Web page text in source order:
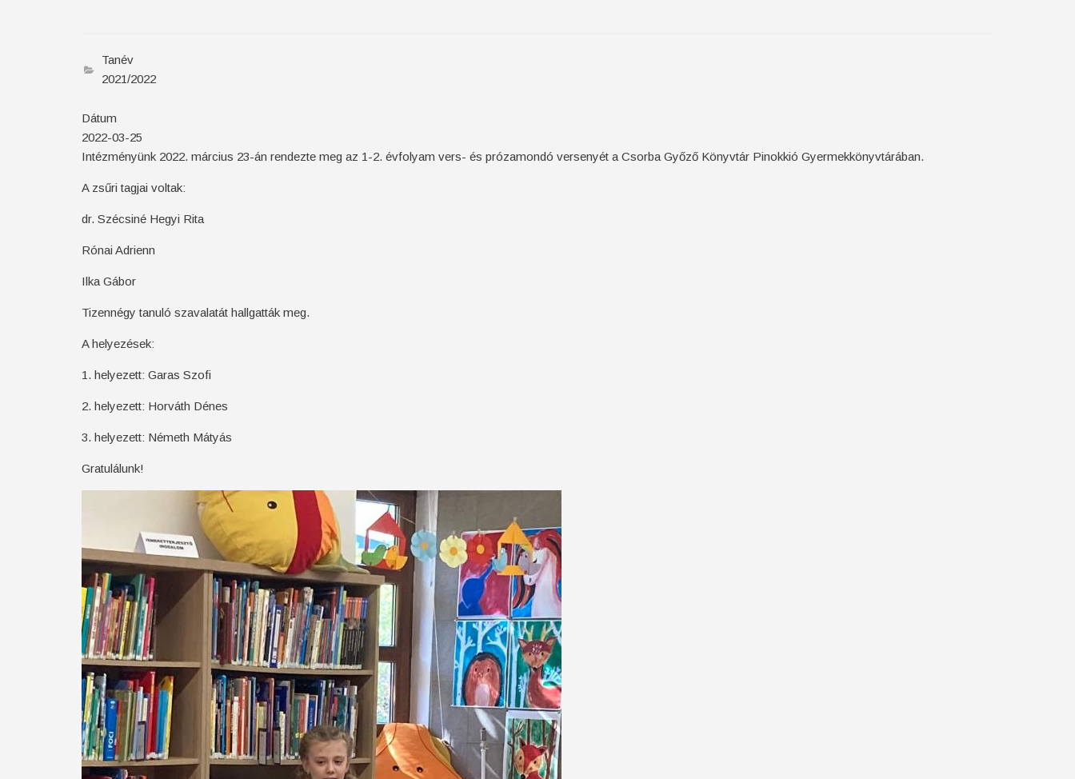
Tanév
2021/2022
Dátum
2022-03-25
Intézményünk 2022. március 23-án rendezte meg az 1-2. évfolyam vers- és prózamondó versenyét a Csorba Győző Könyvtár Pinokkió Gyermekkönyvtárában.
A zsűri tagjai voltak:
dr. Szécsiné Hegyi Rita
Rónai Adrienn
Ilka Gábor
Tizennégy tanuló szavalatát hallgatták meg.
A helyezések:
1. helyezett: Garas Szofi
2. helyezett: Horváth Dénes
3. helyezett: Németh Mátyás
Gratulálunk!